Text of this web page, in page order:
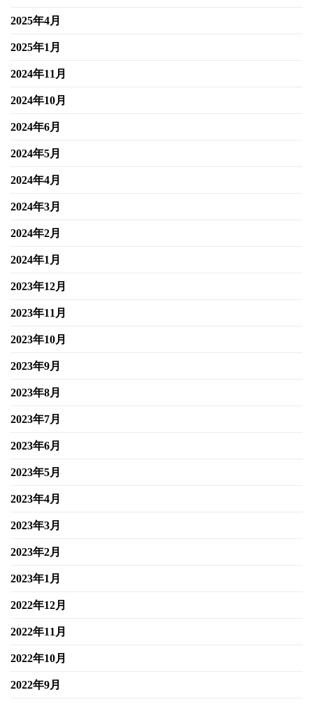
2025年4月
2025年1月
2024年11月
2024年10月
2024年6月
2024年5月
2024年4月
2024年3月
2024年2月
2024年1月
2023年12月
2023年11月
2023年10月
2023年9月
2023年8月
2023年7月
2023年6月
2023年5月
2023年4月
2023年3月
2023年2月
2023年1月
2022年12月
2022年11月
2022年10月
2022年9月